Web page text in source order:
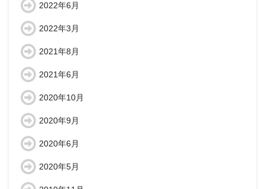
2022年6月
2022年3月
2021年8月
2021年6月
2020年10月
2020年9月
2020年6月
2020年5月